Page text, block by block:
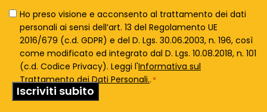
Privacy
Policy
Ho preso visione e acconsento al trattamento dei dati
personali ai sensi dell’art. 13 del Regolamento UE
2016/679 (c.d. GDPR) e del D. Lgs. 30.06.2003, n. 196, così
come modificato ed integrato dal D. Lgs. 10.08.2018, n. 101
(c.d. Codice Privacy). Leggi l'Informativa sul
Trattamento dei Dati Personali.. *